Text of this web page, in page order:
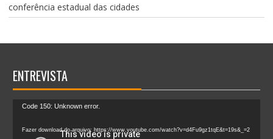
conferência estadual das cidades
ENTREVISTA
Tocador
vídeo
Code 150: Unknown error.
Fazer download do arquivo: https://www.youtube.com/watch?v=d4Fu9gz1tqE&t=19s&_=2